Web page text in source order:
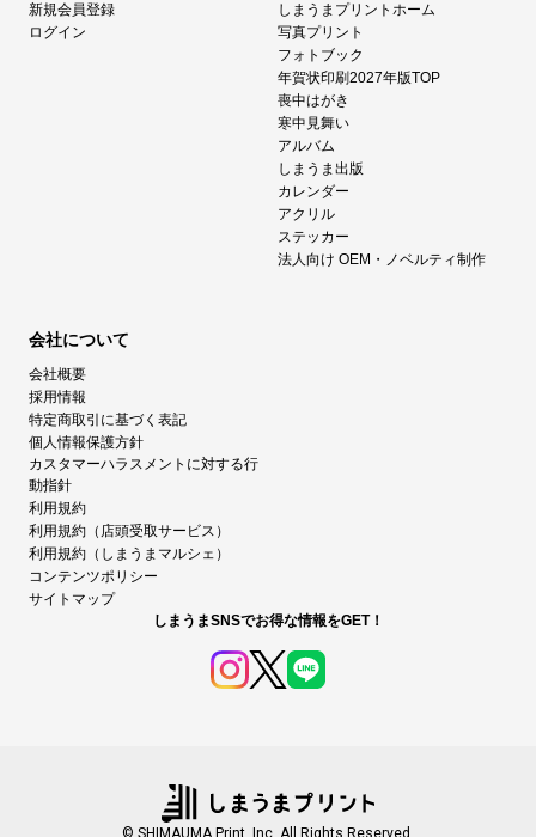
新規会員登録
ログイン
しまうまプリントホーム
写真プリント
フォトブック
年賀状印刷2027年版TOP
喪中はがき
寒中見舞い
アルバム
しまうま出版
カレンダー
アクリル
ステッカー
法人向け OEM・ノベルティ制作
会社について
会社概要
採用情報
特定商取引に基づく表記
個人情報保護方針
カスタマーハラスメントに対する行
動指針
利用規約
利用規約（店頭受取サービス）
利用規約（しまうまマルシェ）
コンテンツポリシー
サイトマップ
しまうまSNSでお得な情報をGET！
© SHIMAUMA Print, Inc. All Rights Reserved.